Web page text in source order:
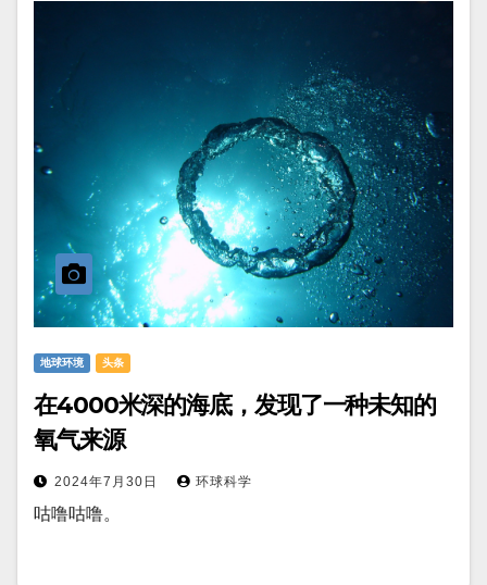
地球环境 头条
在4000米深的海底，发现了一种未知的
氧气来源
2024年7月30日 环球科学
咕噜咕噜。